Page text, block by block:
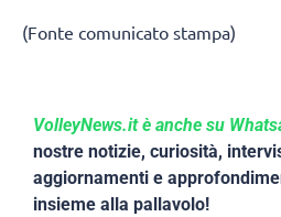
(Fonte comunicato stampa)
VolleyNews.it è anche su
nostre notizie, curiosità,
aggiornamenti e
insieme alla pallavolo!